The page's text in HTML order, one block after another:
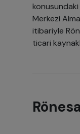
konusundaki
Merkezi
itibariyle
ticari